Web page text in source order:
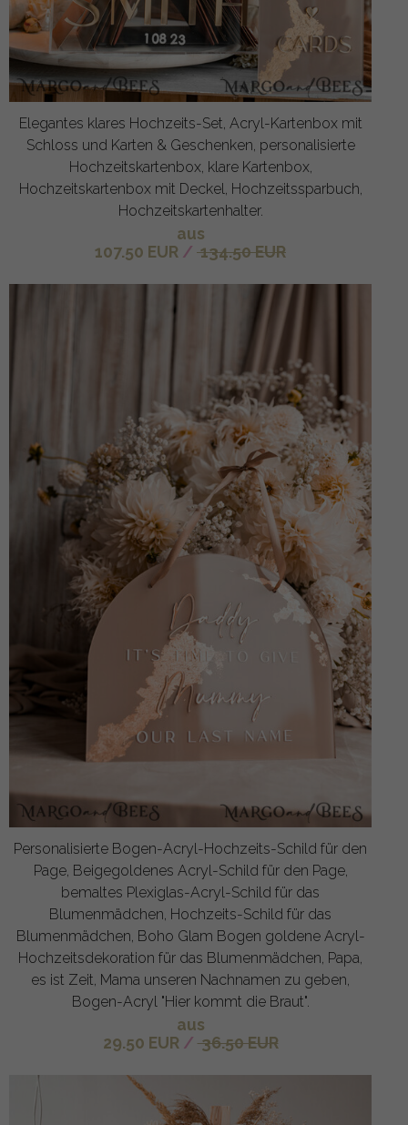
Elegantes klares Hochzeits-Set, Acryl-Kartenbox mit
Schloss und Karten & Geschenken, personalisierte
Hochzeitskartenbox, klare Kartenbox,
Hochzeitskartenbox mit Deckel, Hochzeitssparbuch,
Hochzeitskartenhalter.
aus
107.50 EUR / 134.50 EUR
Personalisierte Bogen-Acryl-Hochzeits-Schild für den
Page, Beigegoldenes Acryl-Schild für den Page,
bemaltes Plexiglas-Acryl-Schild für das
Blumenmädchen, Hochzeits-Schild für das
Blumenmädchen, Boho Glam Bogen goldene Acryl-
Hochzeitsdekoration für das Blumenmädchen, Papa,
es ist Zeit, Mama unseren Nachnamen zu geben,
Bogen-Acryl "Hier kommt die Braut".
aus
29.50 EUR / 36.50 EUR